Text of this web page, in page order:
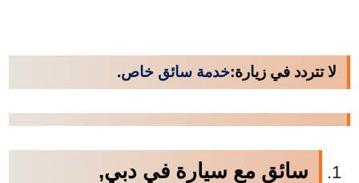
لا تتردد في زيارة:خدمة سائق خاص.
سائق مع سيارة في دبي,